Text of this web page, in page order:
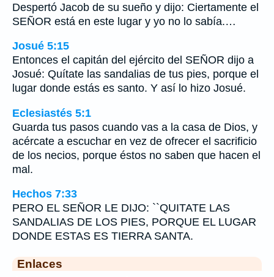
Despertó Jacob de su sueño y dijo: Ciertamente el
SEÑOR está en este lugar y yo no lo sabía.…
Josué 5:15
Entonces el capitán del ejército del SEÑOR dijo a
Josué: Quítate las sandalias de tus pies, porque el
lugar donde estás es santo. Y así lo hizo Josué.
Eclesiastés 5:1
Guarda tus pasos cuando vas a la casa de Dios, y
acércate a escuchar en vez de ofrecer el sacrificio
de los necios, porque éstos no saben que hacen el
mal.
Hechos 7:33
PERO EL SEÑOR LE DIJO: ``QUITATE LAS
SANDALIAS DE LOS PIES, PORQUE EL LUGAR
DONDE ESTAS ES TIERRA SANTA.
Enlaces